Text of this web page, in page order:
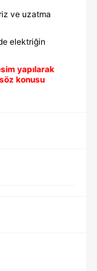
ve uzatma
elektriğin
yapılarak
konusu